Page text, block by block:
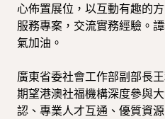
心佈置展位，以互動有趣的
服務專案，交流實務經驗。
氣加油。
廣東省委社會工作部副部長
期望港澳社福機構深度參與
認、專業人才互通、優質資